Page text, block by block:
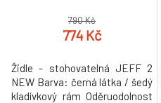
790 Kč
774 Kč
Židle - stohovatelná JEFF 2
NEW Barva: černá látka / šedý
kladívkový rám Oděruodolnost